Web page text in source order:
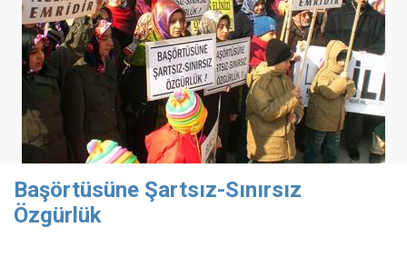
Başörtüsüne Şartsız-Sınırsız
Özgürlük